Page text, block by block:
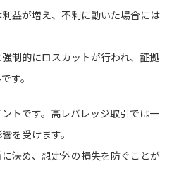
益が増え、不利に動いた場合には
制的にロスカットが行われ、証拠
す。
トです。高レバレッジ取引では一
を受けます。
決め、想定外の損失を防ぐことが